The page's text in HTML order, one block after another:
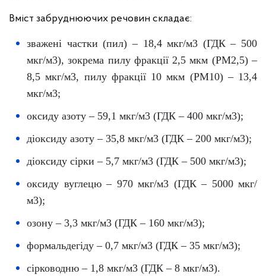
Вміст забруднюючих речовин складає:
зважені частки (пил) – 18,4 мкг/м3 (ГДК – 500
мкг/м3), зокрема пилу фракції 2,5 мкм (PM2,5) –
8,5 мкг/м3, пилу фракції 10 мкм (PM10) – 13,4
мкг/м3;
оксиду азоту – 59,1 мкг/м3 (ГДК – 400 мкг/м3);
діоксиду азоту – 35,8 мкг/м3 (ГДК – 200 мкг/м3);
діоксиду сірки – 5,7 мкг/м3 (ГДК – 500 мкг/м3);
оксиду вуглецю – 970 мкг/м3 (ГДК – 5000 мкг/
м3);
озону – 3,3 мкг/м3 (ГДК – 160 мкг/м3);
формальдегіду – 0,7 мкг/м3 (ГДК – 35 мкг/м3);
сірководню – 1,8 мкг/м3 (ГДК – 8 мкг/м3).